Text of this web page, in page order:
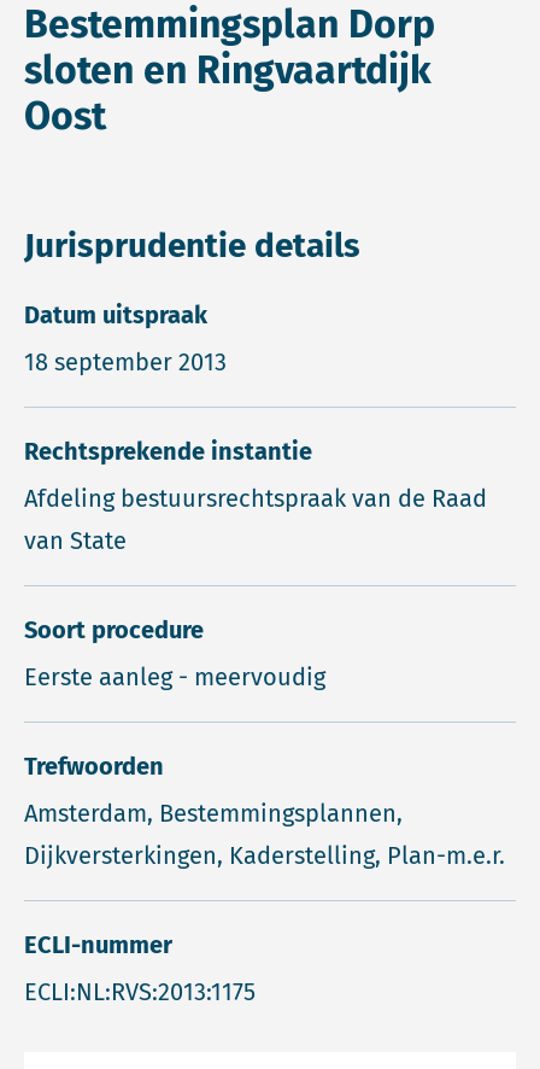
Bestemmingsplan Dorp
sloten en Ringvaartdijk
Oost
Jurisprudentie details
Datum uitspraak
18 september 2013
Rechtsprekende instantie
Afdeling bestuursrechtspraak van de Raad
van State
Soort procedure
Eerste aanleg - meervoudig
Trefwoorden
Amsterdam, Bestemmingsplannen,
Dijkversterkingen, Kaderstelling, Plan-m.e.r.
ECLI-nummer
ECLI:NL:RVS:2013:1175